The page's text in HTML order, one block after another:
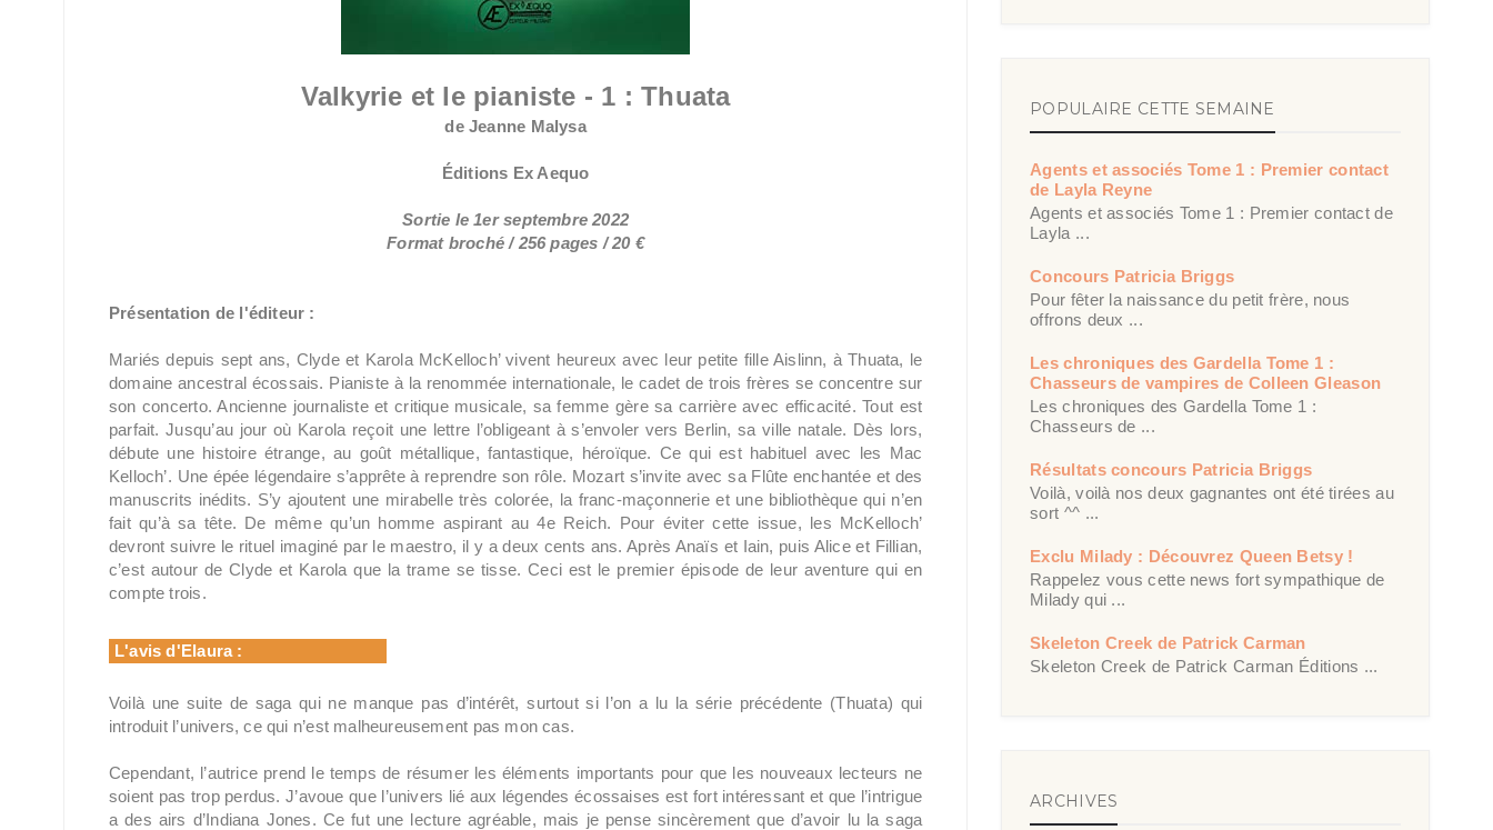
Valkyrie et le pianiste - 1 : Thuata
de Jeanne Malysa
Éditions Ex Aequo
Sortie le 1er septembre 2022
Format broché / 256 pages / 20 €
Présentation de l'éditeur :
Mariés depuis sept ans, Clyde et Karola McKelloch’ vivent heureux avec leur petite fille Aislinn, à Thuata, le
domaine ancestral écossais. Pianiste à la renommée internationale, le cadet de trois frères se concentre sur
son concerto. Ancienne journaliste et critique musicale, sa femme gère sa carrière avec efficacité. Tout est
parfait. Jusqu’au jour où Karola reçoit une lettre l’obligeant à s’envoler vers Berlin, sa ville natale. Dès lors,
débute une histoire étrange, au goût métallique, fantastique, héroïque. Ce qui est habituel avec les Mac
Kelloch’. Une épée légendaire s’apprête à reprendre son rôle. Mozart s’invite avec sa Flûte enchantée et des
manuscrits inédits. S’y ajoutent une mirabelle très colorée, la franc-maçonnerie et une bibliothèque qui n’en
fait qu’à sa tête. De même qu’un homme aspirant au 4e Reich. Pour éviter cette issue, les McKelloch’
devront suivre le rituel imaginé par le maestro, il y a deux cents ans. Après Anaïs et Iain, puis Alice et Fillian,
c’est autour de Clyde et Karola que la trame se tisse. Ceci est le premier épisode de leur aventure qui en
compte trois.
L'avis d'Elaura :
Voilà une suite de saga qui ne manque pas d’intérêt, surtout si l’on a lu la série précédente (Thuata) qui
introduit l’univers, ce qui n’est malheureusement pas mon cas.
Cependant, l’autrice prend le temps de résumer les éléments importants pour que les nouveaux lecteurs ne
soient pas trop perdus. J’avoue que l’univers lié aux légendes écossaises est fort intéressant et que l’intrigue
a des airs d’Indiana Jones. Ce fut une lecture agréable, mais je pense sincèrement que d’avoir lu la saga
POPULAIRE CETTE SEMAINE
Agents et associés Tome 1 : Premier contact
de Layla Reyne
Agents et associés Tome 1 : Premier contact de
Layla ...
Concours Patricia Briggs
Pour fêter la naissance du petit frère, nous
offrons deux ...
Les chroniques des Gardella Tome 1 :
Chasseurs de vampires de Colleen Gleason
Les chroniques des Gardella Tome 1 :
Chasseurs de ...
Résultats concours Patricia Briggs
Voilà, voilà nos deux gagnantes ont été tirées au
sort ^^ ...
Exclu Milady : Découvrez Queen Betsy !
Rappelez vous cette news fort sympathique de
Milady qui ...
Skeleton Creek de Patrick Carman
Skeleton Creek de Patrick Carman Éditions ...
ARCHIVES